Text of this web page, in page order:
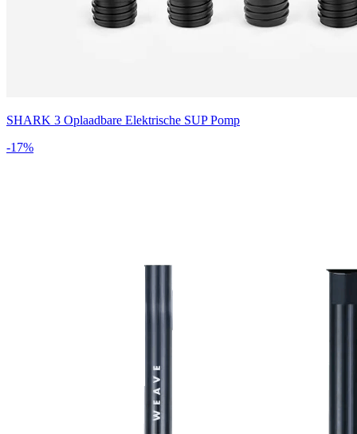
SHARK 3 Oplaadbare Elektrische SUP Pomp
-17%